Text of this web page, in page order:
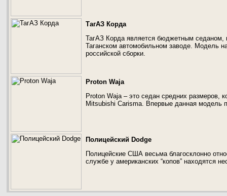
ТагАЗ Корда
ТагАЗ Корда является бюджетным седаном,
Таганском автомобильном заводе. Модель
российской сборки.
Proton Waja
Proton Waja – это седан средних размеров,
Mitsubishi Carisma. Впервые данная модель
Полицейский Dodge
Полицейские США весьма благосклонно
службе у американских “копов” находятся